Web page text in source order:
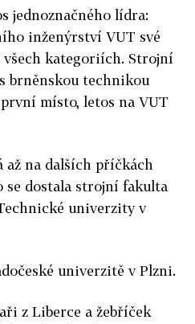
jednoznačného lídra:
inženýrství VUT své
kategoriích. Strojní
brněnskou technikou
místo, letos na VUT
až na dalších příčkách
dostala strojní fakulta
univerzity v
univerzitě v Plzni.
z Liberce a žebříček